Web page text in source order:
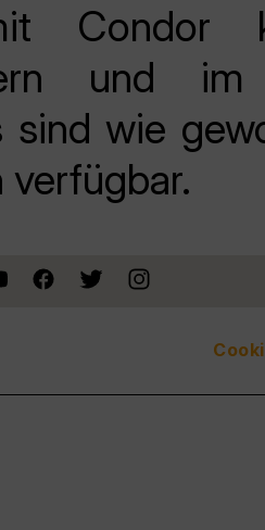
Condor
und
sind wie